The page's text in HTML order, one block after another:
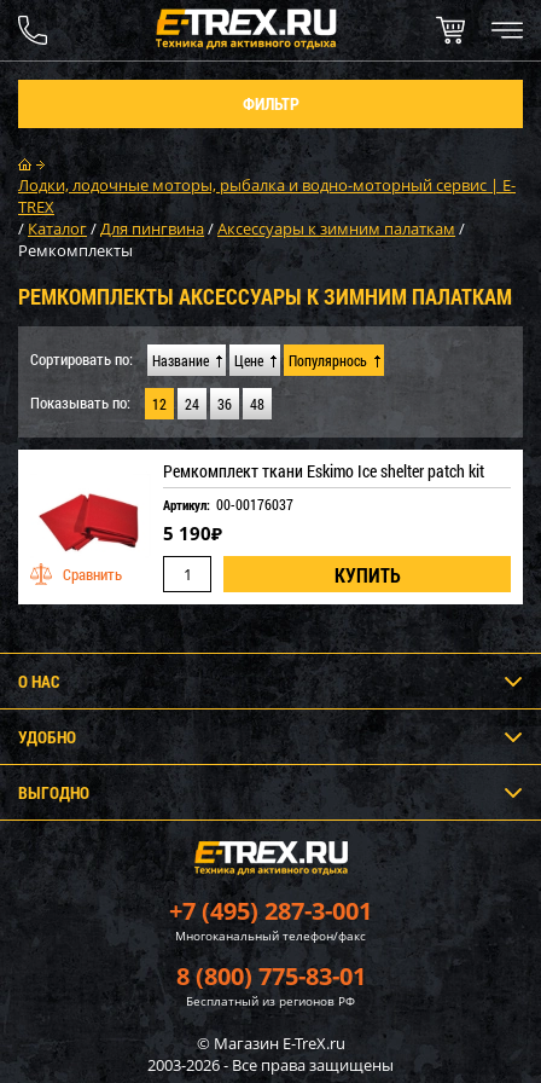
ФИЛЬТР
Лодки, лодочные моторы, рыбалка и водно-моторный сервис | E-
TREX
/Каталог/Для пингвина/Аксессуары к зимним палаткам /
Ремкомплекты
РЕМКОМПЛЕКТЫ АКСЕССУАРЫ К ЗИМНИМ ПАЛАТКАМ
Сортировать по: Название Цене Популярнось
Показывать по: 12 24 36 48
Ремкомплект ткани Eskimo Ice shelter patch kit
Артикул: 00-00176037
5 190₽
+7 (495) 287-3-001
Многоканальный телефон/факс
8 (800) 775-83-01
Бесплатный из регионов РФ
© Магазин E-TreX.ru
2003-2026 - Все права защищены
О НАС
УДОБНО
ВЫГОДНО